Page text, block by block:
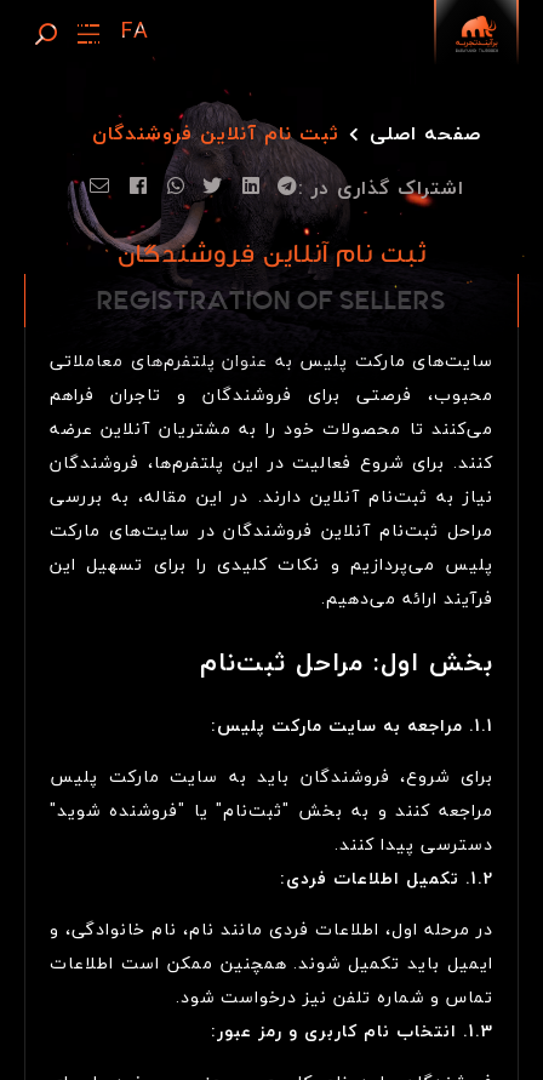
صفحه اصلی
ثبت‌ نام آنلاین فروشندگان
اشتراک گذاری در :
ثبت‌ نام آنلاین فروشندگان
REGISTRATION OF
SELLERS
REGISTRATION OF SELLERS
سایت‌های مارکت پلیس به عنوان پلتفرم‌های معاملاتی
محبوب، فرصتی برای فروشندگان و تاجران فراهم
می‌کنند تا محصولات خود را به مشتریان آنلاین عرضه
کنند. برای شروع فعالیت در این پلتفرم‌ها، فروشندگان
نیاز به ثبت‌نام آنلاین دارند. در این مقاله، به بررسی
مراحل ثبت‌نام آنلاین فروشندگان در سایت‌های مارکت
پلیس می‌پردازیم و نکات کلیدی را برای تسهیل این
فرآیند ارائه می‌دهیم.
بخش اول: مراحل ثبت‌نام
1.1. مراجعه به سایت مارکت پلیس:
برای شروع، فروشندگان باید به سایت مارکت پلیس
مراجعه کنند و به بخش "ثبت‌نام" یا "فروشنده شوید"
دسترسی پیدا کنند.
1.2. تکمیل اطلاعات فردی:
در مرحله اول، اطلاعات فردی مانند نام، نام خانوادگی، و
ایمیل باید تکمیل شوند. همچنین ممکن است اطلاعات
تماس و شماره تلفن نیز درخواست شود.
1.3. انتخاب نام کاربری و رمز عبور: